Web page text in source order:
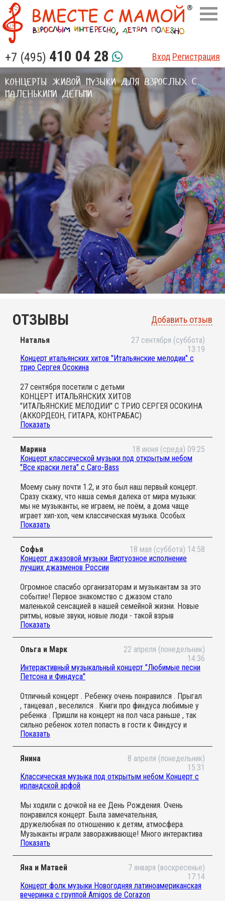
+7 (495) 410 04 28 Вход Регистрация
КОНЦЕРТЫ ЖИВОЙ МУЗЫКИ ДЛЯ ВЗРОСЛЫХ С
МАЛЕНЬКИМИ ДЕТЬМИ
ОТЗЫВЫ Добавить отзыв
Наталья
27 сентября (суббота)
13:19
Концерт итальянских хитов "Итальянские мелодии" с
трио Сергея Осокина
27 сентября посетили с детьми
КОНЦЕРТ ИТАЛЬЯНСКИХ ХИТОВ
"ИТАЛЬЯНСКИЕ МЕЛОДИИ" С ТРИО СЕРГЕЯ ОСОКИНА
(АККОРДЕОН, ГИТАРА, КОНТРАБАС)
Все великолепно от входа до выхода
Я с радостью окунулась в музыку
Смотрела на танцующих детей
Счастливые и вдохновленные лица музыкантов
По-моему в это утро все было великолепно
Спасибо вам
Процветания
Показать
Марина
18 июня (среда) 09:25
Концерт классической музыки под открытым небом
"Все краски лета" с Caro-Bass
Моему сыну почти 1.2, и это был наш первый концерт.
Сразу скажу, что наша семья далека от мира музыки:
мы не музыканты, не играем, не поём, а дома чаще
играет хип-хоп, чем классическая музыка. Особых
надежд на концерт не возлагала, хотела просто
познакомить ребёнка с миром настоящей
инструментальной музыки. Однако реакция сына
превзошла все мои ожидания. Как только струнное
трио заиграло, сын, будто завороженный, замер, не
отводя взгляд. Кстати, такая же реакция была у других
детей, это было волшебно. Весь концерт сын
пританцовывал, ползал, подползал к музыкантам, к
инструментам, аплодировал между произведениями,
исследовал пространство, взаимодействовал с
другими малышами, танцевал у меня на ручках, что
совершенно не возбранялось. С утра он был капризный,
и я готовилась уйти, если начнутся слезы, но во время
концерта сын был абсолютно спокоен. Музыка
подействовала на моего ребёнка магическим образом.
Атмосфера в зале была потрясающая. Музыканты
харизматичные, своей энергетикой захватывают
бонус для самих родителей - возможность насладиться
красивой музыкой. Вконец деткам дали потрогать
контрабас и даже струны. Это прекрасный опыт,
которые стоит каждого рубля. Хочу поблагодарить
организаторов и музыкантов за эту
возможность. Спасибо!
Показать
Софья
18 мая (суббота) 14:58
Концерт джазовой музыки Виртуозное исполнение
лучших джазменов России
Огромное спасибо организаторам и музыкантам за это
событие! Первое знакомство с джазом стало
маленькой сенсацией в нашей семейной жизни. Новые
ритмы, новые звуки, новые люди - такой взрыв
впечатлений для годовалой малышки. И при этом четкий
тайминг, удобное место, отсутствие отвлекающих
факторов. Получили обе с ней огромное удовольствие!
Танцевали! И отдельное спасибо за такую
доброжелательную среду, которую вам удается
создавать. Здесь взрослые с пониманием относятся к
чужим малышам, музыканты - к детской суете, а
организаторы - к многодетным семьям. Удачи вашему
необычному и яркому проекту!
Показать
Ольга и Марк
22 апреля (понедельник)
14:36
Интерактивный музыкальный концерт "Любимые песни
Петсона и Финдуса"
Отличный концерт . Ребенку очень понравился . Прыгал
, танцевал , веселился . Книги про финдуса любимые у
ребенка . Пришли на концерт на пол часа раньше , так
сильно ребенок хотел попасть в гости к Финдусу и
Петсону .
Показать
Янина
8 апреля (понедельник)
15:31
Классическая музыка под открытым небом Концерт с
ирландской арфой
Мы ходили с дочкой на ее День Рождения. Очень
понравился концерт. Была замечательная,
дружелюбная по отношению к детям, атмосфера.
Музыканты играли завораживающе! Много интерактива
для концерта классической музыки: в определенный
момент детям раздали шумелки (маракасы, бубенцы и
т.д.), чтобы они смогли подыграть, а после концерта
дети могли потрогать инструменты и даже "поиграть"
на них. Аня протанцевала весь концерт, ушла очень
довольная. Замечательный формат! Обязательно
Показать
Яна и Матвей
7 января (воскресенье)
17:14
Концерт фолк музыки Новогодняя латиноамериканская
вечеринка с группой Amigos de Corazon